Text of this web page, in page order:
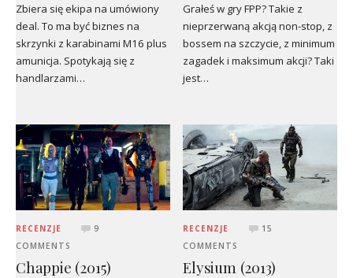
Zbiera się ekipa na umówiony
deal. To ma być biznes na
skrzynki z karabinami M16 plus
amunicja. Spotykają się z
handlarzami…
Grałeś w gry FPP? Takie z
nieprzerwaną akcją non-stop, z
bossem na szczycie, z minimum
zagadek i maksimum akcji? Taki
jest…
RECENZJE
9
COMMENTS
Chappie (2015)
RECENZJE
15
COMMENTS
Elysium (2013)